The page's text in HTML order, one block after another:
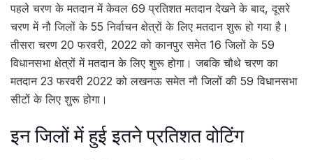
पहले चरण के मतदान में केवल 69 प्रतिशत मतदान देखने के बाद, दूसरे
चरण में नौ जिलों के 55 निर्वाचन क्षेत्रों के लिए मतदान शुरू हो गया है।
तीसरा चरण 20 फरवरी, 2022 को कानपुर समेत 16 जिलों के 59
विधानसभा क्षेत्रों में मतदान के लिए शुरू होगा। जबकि चौथे चरण का
मतदान 23 फरवरी 2022 को लखनऊ समेत नौ जिलों की 59 विधानसभा
सीटों के लिए शुरू होगा।
इन जिलों में हुई इतने प्रतिशत वोटिंग